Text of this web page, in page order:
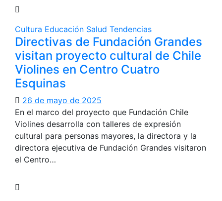
Cultura Educación Salud Tendencias
Directivas de Fundación Grandes
visitan proyecto cultural de Chile
Violines en Centro Cuatro
Esquinas
26 de mayo de 2025
En el marco del proyecto que Fundación Chile
Violines desarrolla con talleres de expresión
cultural para personas mayores, la directora y la
directora ejecutiva de Fundación Grandes visitaron
el Centro…